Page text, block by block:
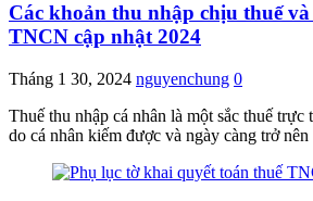
Các khoản thu nhập chịu thuế
TNCN cập nhật 2024
Tháng 1 30, 2024 nguyenchung 0
Thuế thu nhập cá nhân là một sắc thuế trực
do cá nhân kiếm được và ngày càng trở nên